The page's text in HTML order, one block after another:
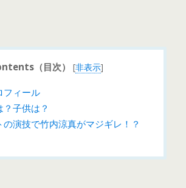
（目次） [非表示]
フィール
子供は？
演技で竹内涼真がマジギレ！？